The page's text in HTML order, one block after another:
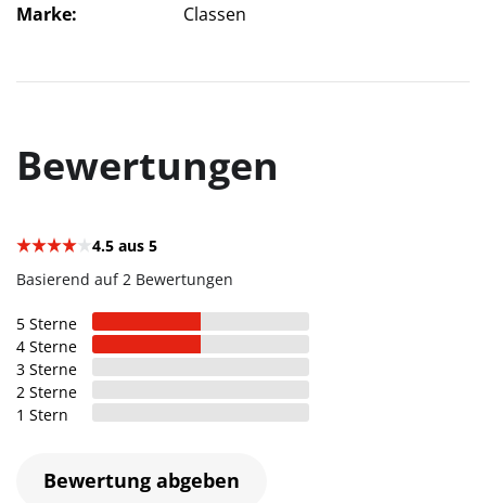
Marke
Classen
Bewertungen
4.5 aus 5
Basierend auf 2 Bewertungen
1 Stern
2 Sterne
3 Sterne
4 Sterne
5 Sterne
Bewertung abgeben